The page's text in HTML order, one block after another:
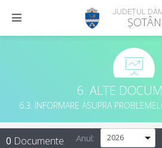
JUDEȚUL
6. ALTE
6.3. INFORMARE ASUPRA
0 Documente Anul: